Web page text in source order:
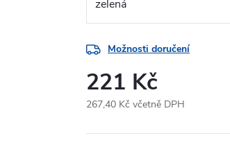
Možnosti doručení
221 Kč
267,40 Kč včetně DPH
cena: